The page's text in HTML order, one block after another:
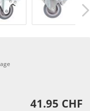
41.95 CHF